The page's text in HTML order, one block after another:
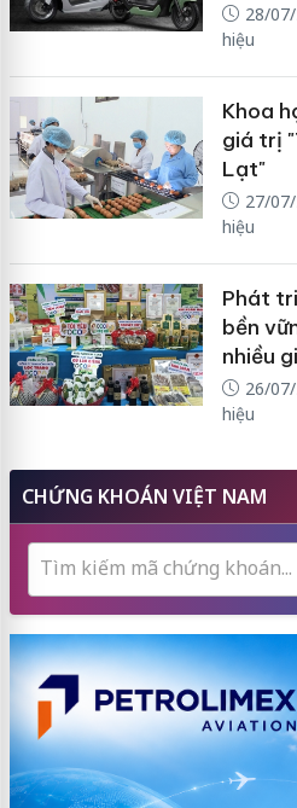
28/
hiệu
Khoa
giá trị
Lạt"
27/
hiệu
Phát
bền
nhiều
26/
hiệu
CHỨNG KHOÁN VIỆT NAM
Tìm kiếm mã chứng khoán...